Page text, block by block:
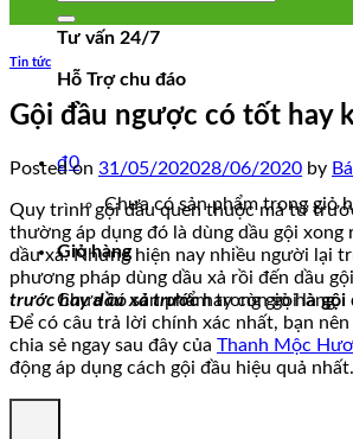
Tư vấn 24/7
Hỗ Trợ chu đáo
₫0
Chưa có sản phẩm trong giỏ
Giỏ hàng
Chưa có sản phẩm trong giỏ hàng.
Tin tức
Gội đầu ngược có tốt hay
Posted on 31/05/202028/06/2020 by
Quy trình gội đầu quen thuộc mà từ
thường áp dụng đó là dùng dầu gội xong
dầu xả. Nhưng hiện nay nhiều người lại
phương pháp dùng dầu xả rồi đến dầu
trước hay dầu xả trướchay còn gọi làgội
Để có câu trả lời chính xác nhất, bạn
chia sẻ ngay sau đây của Thanh Mộc
động áp dụng cách gội đầu hiệu quả nhất.